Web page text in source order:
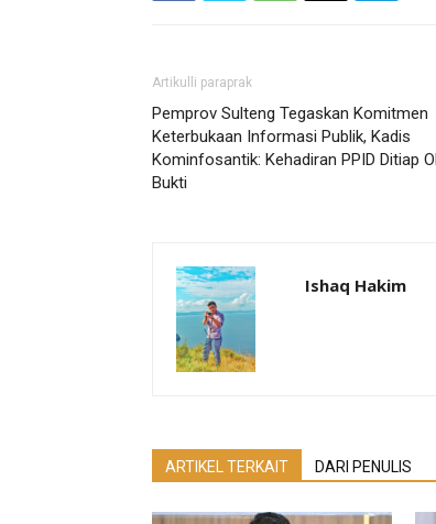
Artikulli paraprak
Pemprov Sulteng Tegaskan Komitmen
Keterbukaan Informasi Publik, Kadis
Kominfosantik: Kehadiran PPID Ditiap
Bukti
Ishaq Hakim
ARTIKEL TERKAIT DARI PENULIS